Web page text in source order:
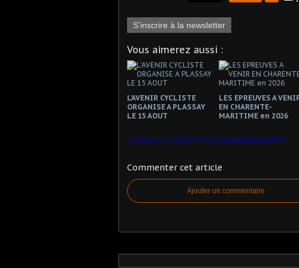
S'inscrire à la newsletter
Vous aimerez aussi :
L'AVENIR CYCLISTE
ORGANISE A PLASSAY
LE 15 AOUT
LES EPREUVES A
EN CHARENTE-
MARITIME en 2026
SAINTES.CYCLO-CROSS Pupilles/Benjamins
Commenter cet article
Ajouter un commentaire